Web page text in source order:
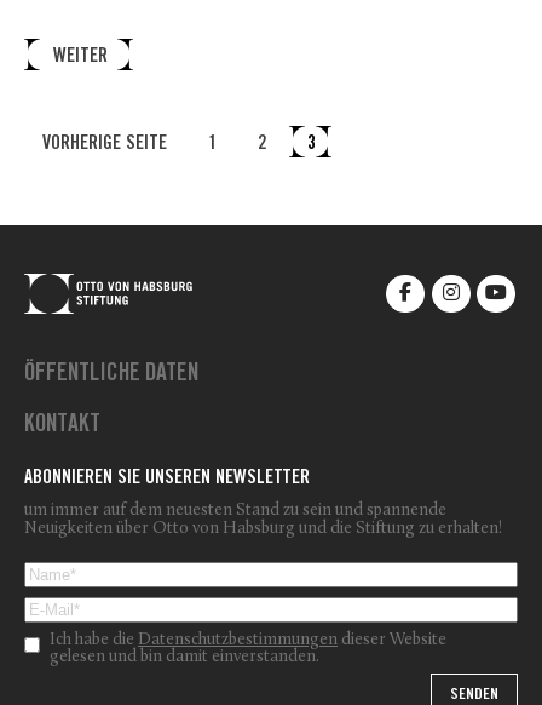
WEITER
VORHERIGE SEITE 1 2 3
ÖFFENTLICHE DATEN
KONTAKT
ABONNIEREN SIE UNSEREN NEWSLETTER
um immer auf dem neuesten Stand zu sein und spannende
Neuigkeiten über Otto von Habsburg und die Stiftung zu erhalten!
Ich habe die Datenschutzbestimmungen dieser Website
gelesen und bin damit einverstanden.